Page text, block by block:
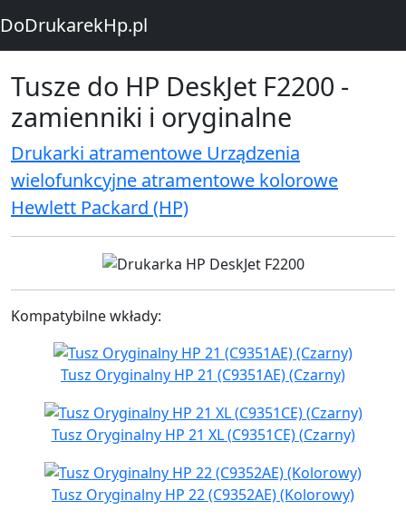
DoDrukarekHp.pl
Tusze do HP DeskJet F2200 -
zamienniki i oryginalne
Drukarki atramentowe Urządzenia
wielofunkcyjne atramentowe kolorowe
Hewlett Packard (HP)
Kompatybilne wkłady:
Tusz Oryginalny HP 21 (C9351AE) (Czarny)
Tusz Oryginalny HP 21 XL (C9351CE) (Czarny)
Tusz Oryginalny HP 22 (C9352AE) (Kolorowy)